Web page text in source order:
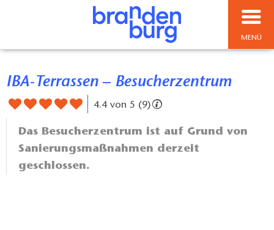
MENÜ
IBA-Terrassen – Besucherzentrum
4.4 von 5 (9)
Das Besucherzentrum ist auf Grund von
Sanierungsmaßnahmen derzeit
geschlossen.